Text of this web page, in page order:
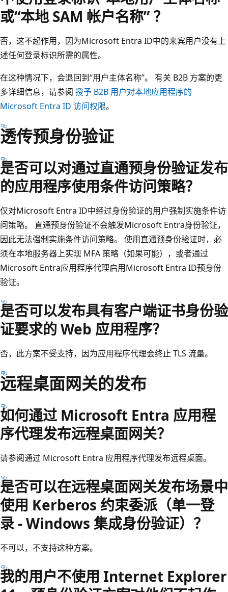
或“本地 SAM 帐户名称” ？
否，这不起作用，因为Microsoft Entra ID中的来宾用户没有上
述任何登录标识所需的属性。
在这种情况下，会退回到“用户主体名称”。 有关 B2B 方案的更
多详细信息，请参阅 授予 B2B 用户对本地应用程序的
Microsoft Entra ID 访问权限。
透传预身份验证
是否可以对通过直通预身份验证发布
的应用程序使用条件访问策略？
仅对Microsoft Entra ID中经过身份验证的用户强制实施条件访
问策略。 直通预身份验证不会触发Microsoft Entra身份验证，
因此无法强制实施条件访问策略。 使用直通预身份验证时，必
须在本地服务器上实现 MFA 策略（如果可能），或者通过
Microsoft Entra应用程序代理启用Microsoft Entra ID预身份
验证。
是否可以发布具有客户端证书身份验
证要求的 Web 应用程序？
否，此方案不受支持，因为应用程序代理会终止 TLS 流量。
远程桌面网关的发布
如何通过 Microsoft Entra 应用程
序代理发布远程桌面网关？
请参阅通过 Microsoft Entra 应用程序代理发布远程桌面。
是否可以在远程桌面网关发布场景中
使用 Kerberos 约束委派（单一登
录 - Windows 集成身份验证）？
不可以，不支持这种方案。
我的用户不使用 Internet Explorer